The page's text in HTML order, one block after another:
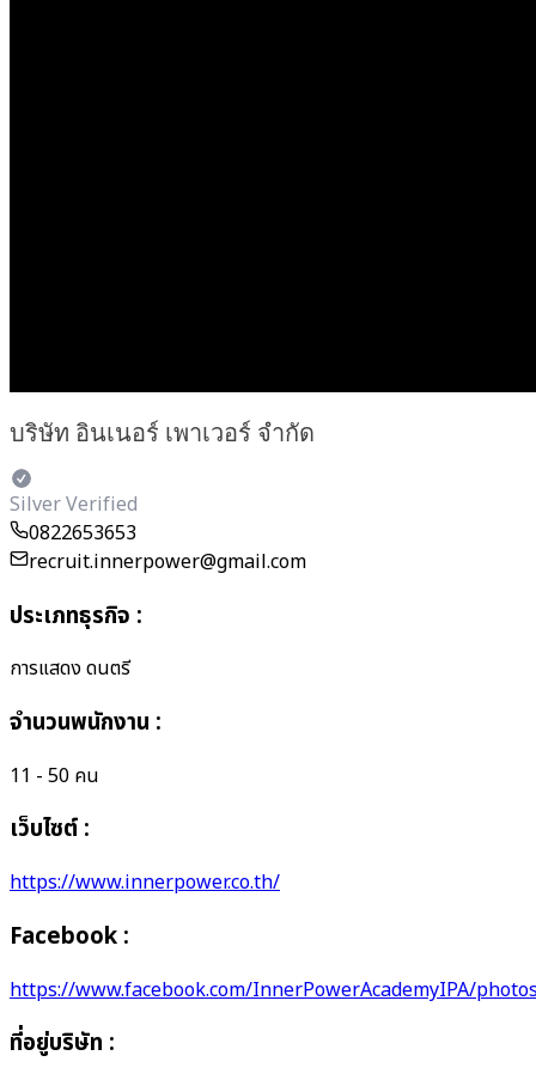
บริษัท อินเนอร์ เพาเวอร์ จำกัด
Silver Verified
0822653653
recruit.innerpower@gmail.com
ประเภทธุรกิจ :
การแสดง ดนตรี
จำนวนพนักงาน :
11 - 50 คน
เว็บไซต์ :
https://www.innerpower.co.th/
Facebook :
https://www.facebook.com/InnerPowerAcademyIPA/
ที่อยู่บริษัท :